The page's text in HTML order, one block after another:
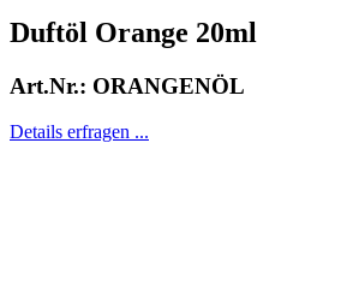
Duftöl Orange 20ml
Art.Nr.: ORANGENÖL
Details erfragen ...